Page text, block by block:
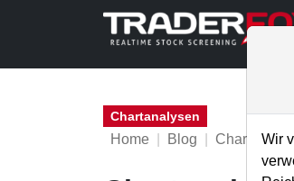
Chartanalysen
Home Blog
Wir